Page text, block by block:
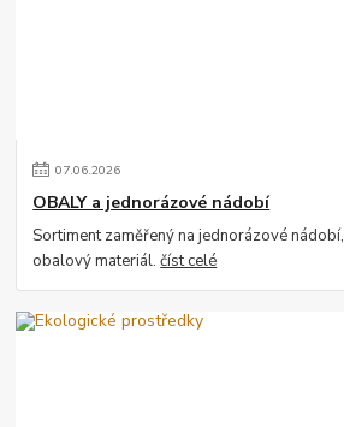
07.06.2026
OBALY a jednorázové nádobí
Sortiment zaměřený na jednorázové
obalový materiál.číst celé